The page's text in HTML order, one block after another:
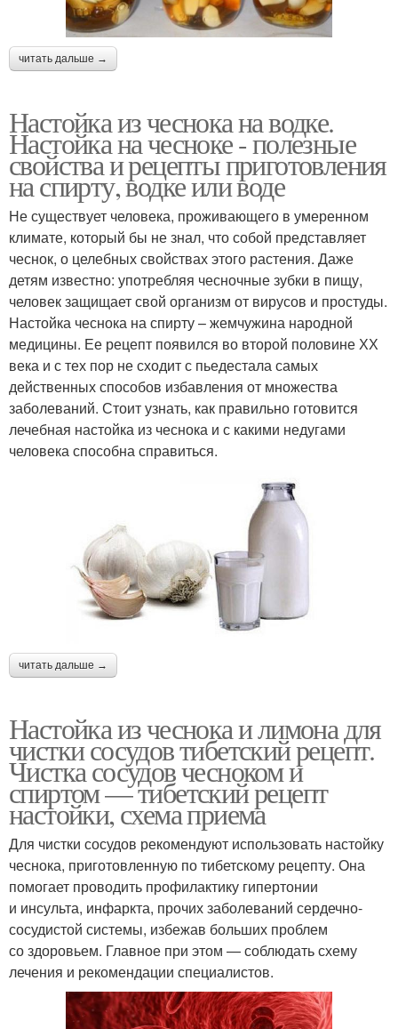
читать дальше →
Настойка из чеснока на водке.
Настойка на чесноке - полезные
свойства и рецепты приготовления
на спирту, водке или воде
Не существует человека, проживающего в умеренном
климате, который бы не знал, что собой представляет
чеснок, о целебных свойствах этого растения. Даже
детям известно: употребляя чесночные зубки в пищу,
человек защищает свой организм от вирусов и простуды.
Настойка чеснока на спирту – жемчужина народной
медицины. Ее рецепт появился во второй половине ХХ
века и с тех пор не сходит с пьедестала самых
действенных способов избавления от множества
заболеваний. Стоит узнать, как правильно готовится
лечебная настойка из чеснока и с какими недугами
человека способна справиться.
читать дальше →
Настойка из чеснока и лимона для
чистки сосудов тибетский рецепт.
Чистка сосудов чесноком и
спиртом — тибетский рецепт
настойки, схема приема
Для чистки сосудов рекомендуют использовать настойку
чеснока, приготовленную по тибетскому рецепту. Она
помогает проводить профилактику гипертонии
и инсульта, инфаркта, прочих заболеваний сердечно-
сосудистой системы, избежав больших проблем
со здоровьем. Главное при этом — соблюдать схему
лечения и рекомендации специалистов.